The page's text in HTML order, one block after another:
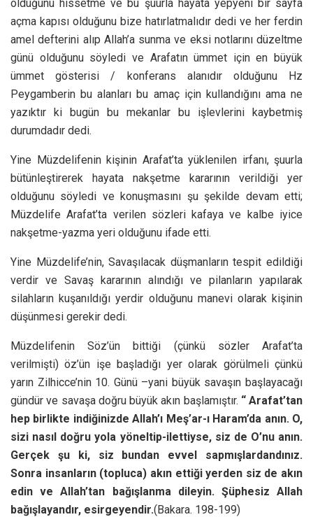
olduğunu hissetme ve bu şuurla hayata yepyeni bir sayfa
açma kapısı olduğunu bize hatırlatmalıdır dedi ve her ferdin
amel defterini alıp Allah’a sunma ve eksi notlarını düzeltme
günü olduğunu söyledi ve Arafatın ümmet için en büyük
ümmet gösterisi / konferans alanıdır olduğunu Hz
Peygamberin bu alanları bu amaç için kullandığını ama ne
yazıktır ki bugün bu mekanlar bu işlevlerini kaybetmiş
durumdadır dedi.
Yine Müzdelifenin kişinin Arafat’ta yüklenilen irfanı, şuurla
bütünleştirerek hayata nakşetme kararının verildiği yer
olduğunu söyledi ve konuşmasını şu şekilde devam etti;
Müzdelife Arafat’ta verilen sözleri kafaya ve kalbe iyice
nakşetme-yazma yeri olduğunu ifade etti.
Yine Müzdelife’nin, Savaşılacak düşmanların tespit edildiği
verdir ve Savaş kararının alındığı ve pilanların yapılarak
silahların kuşanıldığı yerdir olduğunu manevi olarak kişinin
düşünmesi gerekir dedi.
Müzdelifenin Söz’ün bittiği (çünkü sözler Arafat’ta
verilmişti) öz’ün işe başladığı yer olarak görülmeli çünkü
yarın Zilhicce’nin 10. Günü –yani büyük savaşın başlayacağı
gündür ve savaşa doğru büyük akın başlamıştır. “ Arafat’tan
hep birlikte indiğinizde Allah’ı Meş’ar-ı Haram’da anın. O,
sizi nasıl doğru yola yöneltip-ilettiyse, siz de O’nu anın.
Gerçek şu ki, siz bundan evvel sapmışlardandınız.
Sonra insanların (topluca) akın ettiği yerden siz de akın
edin ve Allah’tan bağışlanma dileyin. Şüphesiz Allah
bağışlayandır, esirgeyendir.(Bakara. 198-199)